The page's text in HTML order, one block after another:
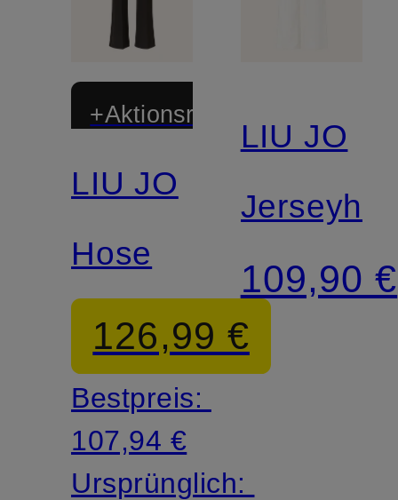
+Aktionsrabatt
Mix &
LIU JO
Hose
126,99 €
Bestpreis:
107,94 €
Ursprünglich:
LIU JO
109,90 €